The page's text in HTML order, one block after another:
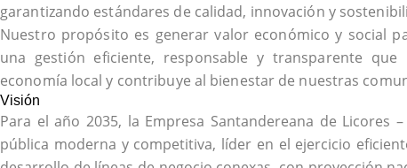
garantizando estándares de calidad, innovación y
Nuestro propósito es generar valor económico y social
una gestión eficiente, responsable y transparente
economía local y contribuye al bienestar de nuestras
Visión
Para el año 2035, la Empresa Santandereana de Licores
pública moderna y competitiva, líder en el ejercicio